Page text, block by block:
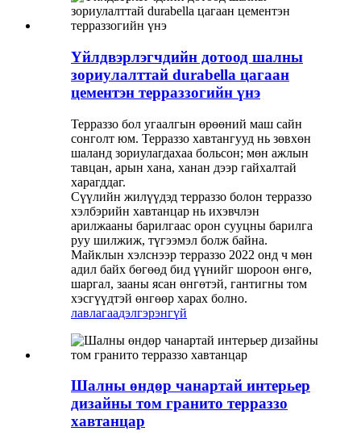
Үйлдвэрлэгчдийн дотоод шалны
зориулалттай durabella цагаан
цементэн терраззогийн үнэ
Терраззо бол угаалгын өрөөний маш сайн
сонголт юм. Терраззо хавтангууд нь зөвхөн
шаланд зориулагдахаа больсон; мөн ажлын
тавцан, арын хана, ханан дээр гайхалтай
харагддаг.
Сүүлийн жилүүдэд терраззо болон терраззо
хэлбэрийн хавтанцар нь ихэвчлэн
арилжааны барилгаас орон сууцны барилга
руу шилжиж, түгээмэл болж байна.
Майклын хэлснээр терраззо 2022 онд ч мөн
адил байх бөгөөд бид үүнийг шороон өнгө,
шаргал, зааны ясан өнгөтэй, гантигны том
хэсгүүдтэй өнгөөр ​​харах болно.
лавлагаадэлгэрэнгүй
Шалны өндөр чанартай интерьер
дизайны том гранито терраззо
хавтанцар